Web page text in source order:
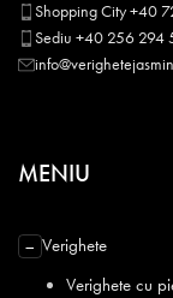
Shopping City +40
Sediu +40 256 294
MENIU
− Verighete
Verighete cu